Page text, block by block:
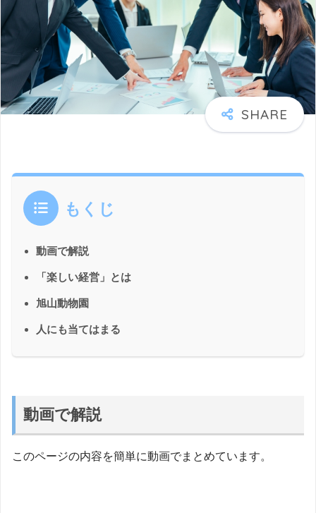
もくじ
動画で解説
「楽しい経営」とは
旭山動物園
人にも当てはまる
動画で解説
このページの内容を簡単に動画でまとめています。